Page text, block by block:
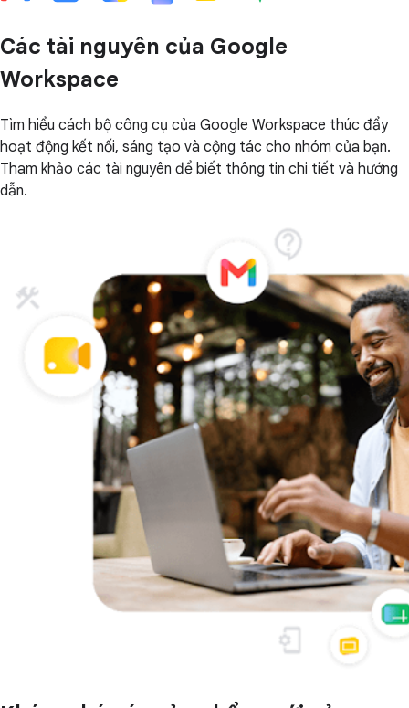
Các tài nguyên của Google
Workspace
Tìm hiểu cách bộ công cụ của Google Workspace thúc đẩy
hoạt động kết nối, sáng tạo và cộng tác cho nhóm của bạn.
Tham khảo các tài nguyên để biết thông tin chi tiết và hướng
dẫn.